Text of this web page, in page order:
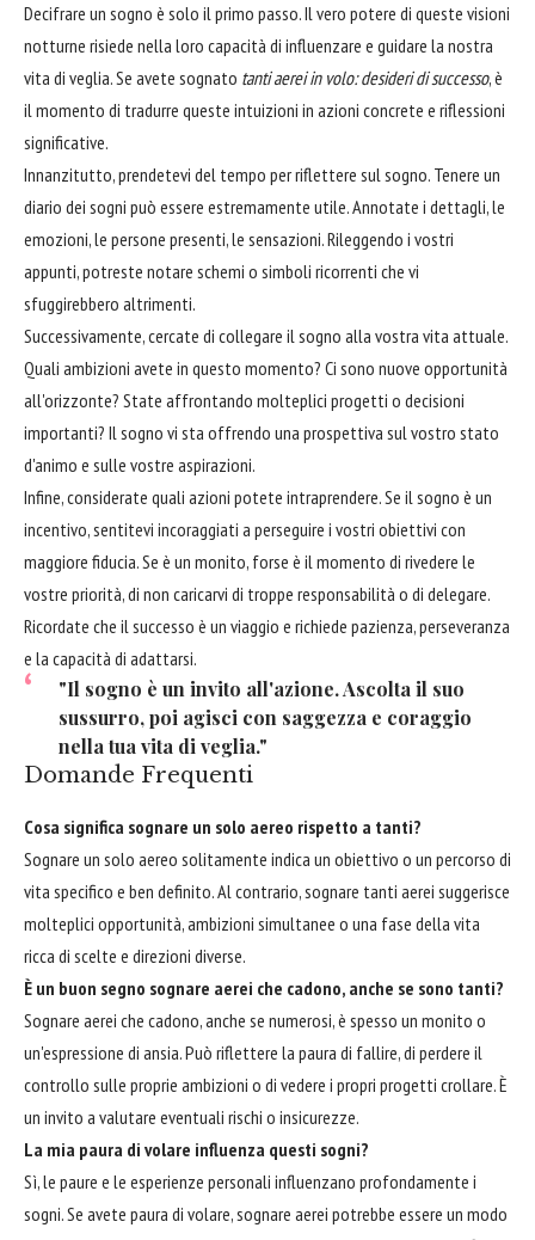
Decifrare un sogno è solo il primo passo. Il vero potere di queste visioni
notturne risiede nella loro capacità di influenzare e guidare la nostra
vita di veglia. Se avete sognato tanti aerei in volo: desideri di successo, è
il momento di tradurre queste intuizioni in azioni concrete e riflessioni
significative.
Innanzitutto, prendetevi del tempo per riflettere sul sogno. Tenere un
diario dei sogni può essere estremamente utile. Annotate i dettagli, le
emozioni, le persone presenti, le sensazioni. Rileggendo i vostri
appunti, potreste notare schemi o simboli ricorrenti che vi
sfuggirebbero altrimenti.
Successivamente, cercate di collegare il sogno alla vostra vita attuale.
Quali ambizioni avete in questo momento? Ci sono nuove opportunità
all'orizzonte? State affrontando molteplici progetti o decisioni
importanti? Il sogno vi sta offrendo una prospettiva sul vostro stato
d'animo e sulle vostre aspirazioni.
Infine, considerate quali azioni potete intraprendere. Se il sogno è un
incentivo, sentitevi incoraggiati a perseguire i vostri obiettivi con
maggiore fiducia. Se è un monito, forse è il momento di rivedere le
vostre priorità, di non caricarvi di troppe responsabilità o di delegare.
Ricordate che il successo è un viaggio e richiede pazienza, perseveranza
e la capacità di adattarsi.
"Il sogno è un invito all'azione. Ascolta il suo
sussurro, poi agisci con saggezza e coraggio
nella tua vita di veglia."
Domande Frequenti
Cosa significa sognare un solo aereo rispetto a tanti?
Sognare un solo aereo solitamente indica un obiettivo o un percorso di
vita specifico e ben definito. Al contrario, sognare tanti aerei suggerisce
molteplici opportunità, ambizioni simultanee o una fase della vita
ricca di scelte e direzioni diverse.
È un buon segno sognare aerei che cadono, anche se sono tanti?
Sognare aerei che cadono, anche se numerosi, è spesso un monito o
un'espressione di ansia. Può riflettere la paura di fallire, di perdere il
controllo sulle proprie ambizioni o di vedere i propri progetti crollare. È
un invito a valutare eventuali rischi o insicurezze.
La mia paura di volare influenza questi sogni?
Sì, le paure e le esperienze personali influenzano profondamente i
sogni. Se avete paura di volare, sognare aerei potrebbe essere un modo